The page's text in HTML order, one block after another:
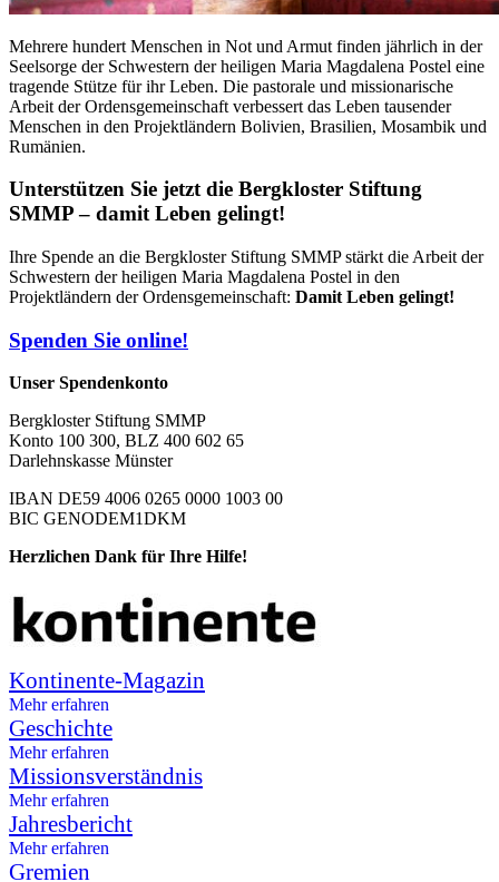
Mehrere hundert Menschen in Not und Armut finden jährlich in der
Seelsorge der Schwestern der heiligen Maria Magdalena Postel eine
tragende Stütze für ihr Leben. Die pastorale und missionarische
Arbeit der Ordensgemeinschaft verbessert das Leben tausender
Menschen in den Projektländern Bolivien, Brasilien, Mosambik und
Rumänien.
Unterstützen Sie jetzt die Bergkloster Stiftung
SMMP – damit Leben gelingt!
Ihre Spende an die Bergkloster Stiftung SMMP stärkt die Arbeit der
Schwestern der heiligen Maria Magdalena Postel in den
Projektländern der Ordensgemeinschaft: Damit Leben gelingt!
Spenden Sie online!
Unser Spendenkonto
Bergkloster Stiftung SMMP
Konto 100 300, BLZ 400 602 65
Darlehnskasse Münster
IBAN DE59 4006 0265 0000 1003 00
BIC GENODEM1DKM
Herzlichen Dank für Ihre Hilfe!
Kontinente-Magazin
Mehr erfahren
Geschichte
Mehr erfahren
Missionsverständnis
Mehr erfahren
Jahresbericht
Mehr erfahren
Gremien